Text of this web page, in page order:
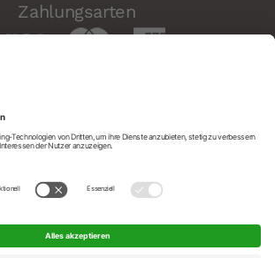
Zahlungsarten
Sicherheit